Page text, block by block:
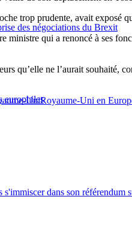
des négociations du Brexit
trop prudente, avait exposé
ministre qui a renoncé à ses
qu’elle ne l’aurait souhaité,
europhiles
UniRoyaume-Uni en
dans son référendum